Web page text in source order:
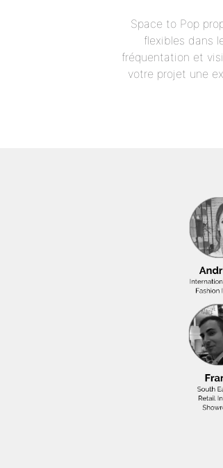
Space to Pop
flexibles dans
fréquentation et
votre projet une